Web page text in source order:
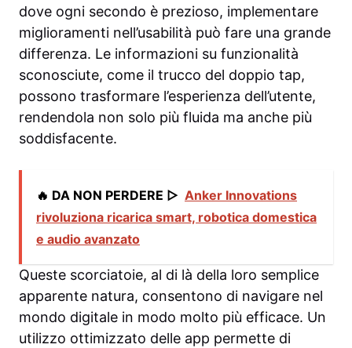
dove ogni secondo è prezioso, implementare
miglioramenti nell’usabilità può fare una grande
differenza. Le informazioni su funzionalità
sconosciute, come il trucco del doppio tap,
possono trasformare l’esperienza dell’utente,
rendendola non solo più fluida ma anche più
soddisfacente.
🔥 DA NON PERDERE ▷ Anker Innovations
rivoluziona ricarica smart, robotica domestica
e audio avanzato
Queste scorciatoie, al di là della loro semplice
apparente natura, consentono di navigare nel
mondo digitale in modo molto più efficace. Un
utilizzo ottimizzato delle app permette di